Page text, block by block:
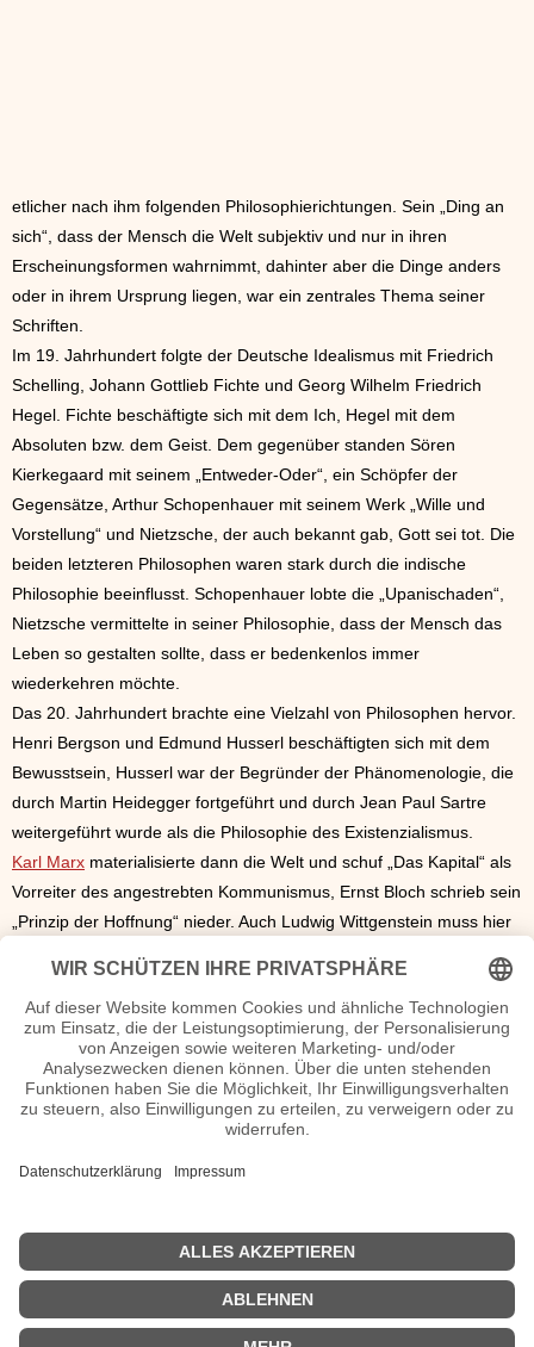
etlicher nach ihm folgenden Philosophierichtungen. Sein „Ding an
sich“, dass der Mensch die Welt subjektiv und nur in ihren
Erscheinungsformen wahrnimmt, dahinter aber die Dinge anders
oder in ihrem Ursprung liegen, war ein zentrales Thema seiner
Schriften.
Im 19. Jahrhundert folgte der Deutsche Idealismus mit Friedrich
Schelling, Johann Gottlieb Fichte und Georg Wilhelm Friedrich
Hegel. Fichte beschäftigte sich mit dem Ich, Hegel mit dem
Absoluten bzw. dem Geist. Dem gegenüber standen Sören
Kierkegaard mit seinem „Entweder-Oder“, ein Schöpfer der
Gegensätze, Arthur Schopenhauer mit seinem Werk „Wille und
Vorstellung“ und Nietzsche, der auch bekannt gab, Gott sei tot. Die
beiden letzteren Philosophen waren stark durch die indische
Philosophie beeinflusst. Schopenhauer lobte die „Upanischaden“,
Nietzsche vermittelte in seiner Philosophie, dass der Mensch das
Leben so gestalten sollte, dass er bedenkenlos immer
wiederkehren möchte.
Das 20. Jahrhundert brachte eine Vielzahl von Philosophen hervor.
Henri Bergson und Edmund Husserl beschäftigten sich mit dem
Bewusstsein, Husserl war der Begründer der Phänomenologie, die
durch Martin Heidegger fortgeführt und durch Jean Paul Sartre
weitergeführt wurde als die Philosophie des Existenzialismus.
Karl Marx materialisierte dann die Welt und schuf „Das Kapital“ als
Vorreiter des angestrebten Kommunismus, Ernst Bloch schrieb sein
„Prinzip der Hoffnung“ nieder. Auch Ludwig Wittgenstein muss hier
beschäftigte und sein kleines „Tractatus“ hinterließ, dass sich
besonders mit der Logik und dem Bewusstsein auseinandersetzte.
Neue Richtungen sind offen und immer weiter zersplittert. Auch
versucht die Philosophie wieder aus der reinen Rationalität andere
Ebenen zu erschließen. Michael Foucault mit seinem vielseitigen
Werk, Jacques Derrida waren Vertreter des Poststrukturalismus,